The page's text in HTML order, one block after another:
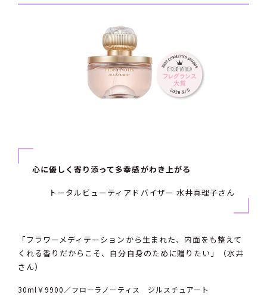
心に優しく寄り添って多幸感がわき上がる
トータルビューティアドバイザー 水井真理子さん
「フラワーメディテーションから生まれた、内面をも整えて
くれる香りだからこそ、自分自身のために贈りたい」（水井
さん）
30ml￥9900／フローラノーティス ジルスチュアート